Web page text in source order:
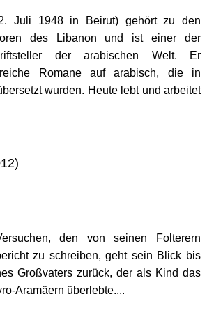
Juli 1948 in Beirut) gehört zu den
des Libanon und ist einer der
der arabischen Welt. Er
Romane auf arabisch, die in
wurden. Heute lebt und arbeitet
den von seinen Folterern
zu schreiben, geht sein Blick bis
Großvaters zurück, der als Kind das
Aramäern überlebte....